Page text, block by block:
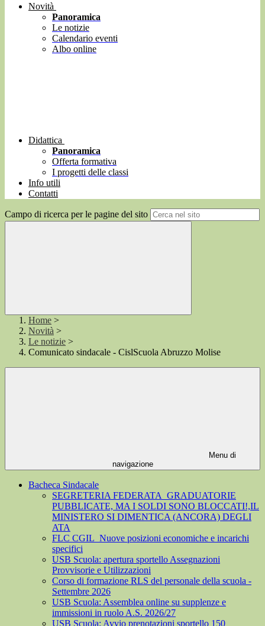
Novità
Panoramica
Le notizie
Calendario eventi
Albo online
Didattica
Panoramica
Offerta formativa
I progetti delle classi
Info utili
Contatti
Campo di ricerca per le pagine del sito
Home >
Novità >
Le notizie >
Comunicato sindacale - CislScuola Abruzzo Molise
Menu di
navigazione
Bacheca Sindacale
SEGRETERIA FEDERATA_GRADUATORIE
PUBBLICATE, MA I SOLDI SONO BLOCCATI!,IL
MINISTERO SI DIMENTICA (ANCORA) DEGLI
ATA
FLC CGIL_Nuove posizioni economiche e incarichi
specifici
USB Scuola: apertura sportello Assegnazioni
Provvisorie e Utilizzazioni
Corso di formazione RLS del personale della scuola -
Settembre 2026
USB Scuola: Assemblea online su supplenze e
immissioni in ruolo A.S. 2026/27
USB Scuola: Avvio prenotazioni sportello 150